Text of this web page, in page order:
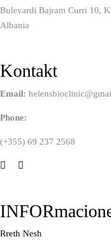
Bulevardi Bajram Curri 10,
Albania
Kontakt
Email:
Phone:
(+355) 69 237 2568
Rreth Nesh